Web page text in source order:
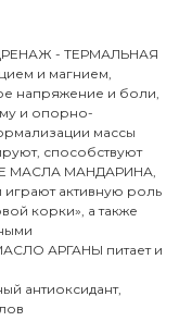
- ТЕРМАЛЬНАЯ
и магнием,
напряжение и боли,
и опорно-
массы
способствуют
МАСЛА МАНДАРИНА,
активную роль
корки», а также
АРГАНЫ питает и
антиоксидант,